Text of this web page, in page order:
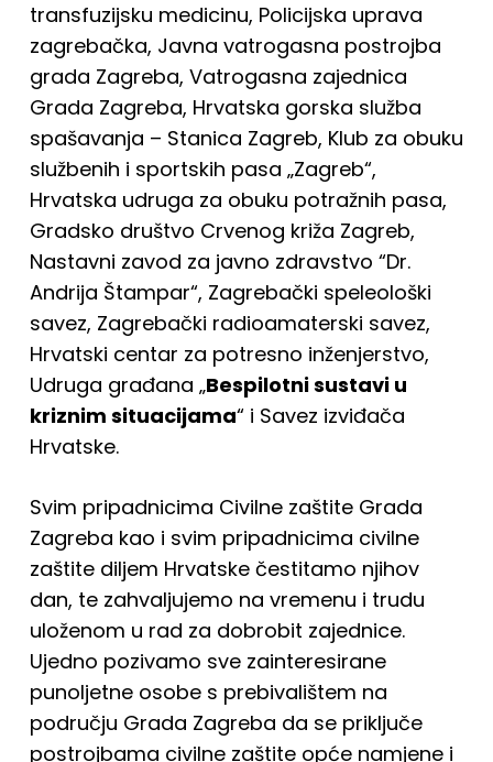
transfuzijsku medicinu, Policijska uprava
zagrebačka, Javna vatrogasna postrojba
grada Zagreba, Vatrogasna zajednica
Grada Zagreba, Hrvatska gorska služba
spašavanja – Stanica Zagreb, Klub za obuku
službenih i sportskih pasa „Zagreb“,
Hrvatska udruga za obuku potražnih pasa,
Gradsko društvo Crvenog križa Zagreb,
Nastavni zavod za javno zdravstvo “Dr.
Andrija Štampar“, Zagrebački speleološki
savez, Zagrebački radioamaterski savez,
Hrvatski centar za potresno inženjerstvo,
Udruga građana „Bespilotni sustavi u
kriznim situacijama“ i Savez izviđača
Hrvatske.
Svim pripadnicima Civilne zaštite Grada
Zagreba kao i svim pripadnicima civilne
zaštite diljem Hrvatske čestitamo njihov
dan, te zahvaljujemo na vremenu i trudu
uloženom u rad za dobrobit zajednice.
Ujedno pozivamo sve zainteresirane
punoljetne osobe s prebivalištem na
području Grada Zagreba da se priključe
postrojbama civilne zaštite opće namjene i